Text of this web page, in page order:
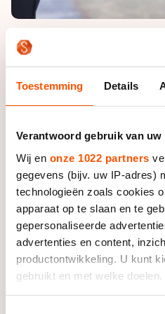
Toestemming Details
Verantwoord gebruik van uw
Wij en onze 1022 partners
gegevens (bijv. uw IP-adres)
technologieën zoals cookies
apparaat op te slaan en te
gepersonaliseerde
advertenties en content,
productontwikkeling. U kunt
gebruikt en met welke doelen.
sneller dan Bergsma had
Allround. “Die tijd zette me
titel wel even op zou halen”,
tegenzit kan ik zomaar
Het zat de pupil van Jillert
Hij reed vrij gemakkelijk
dag, al begon aan het eind
haperen. “Misschien was
dat het wel goed zat, maar
ik hoopte.”